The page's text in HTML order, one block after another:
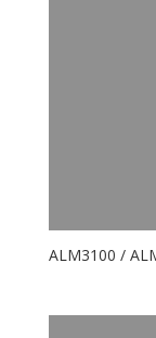
ALM3100 /